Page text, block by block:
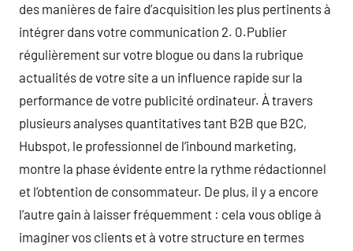
des manières de faire d’acquisition les plus pertinents à
intégrer dans votre communication 2. 0.Publier
régulièrement sur votre blogue ou dans la rubrique
actualités de votre site a un influence rapide sur la
performance de votre publicité ordinateur. À travers
plusieurs analyses quantitatives tant B2B que B2C,
Hubspot, le professionnel de l’inbound marketing,
montre la phase évidente entre la rythme rédactionnel
et l’obtention de consommateur. De plus, il y a encore
l’autre gain à laisser fréquemment : cela vous oblige à
imaginer vos clients et à votre structure en termes